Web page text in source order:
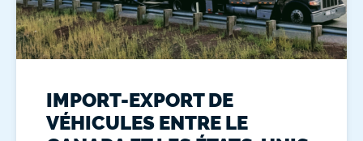
IMPORT-EXPORT DE
VÉHICULES ENTRE LE